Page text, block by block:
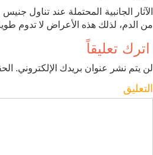
الآثار الجانبية المحتملة عند تناول
من الدم، لذلك هذه الأعراض لا تدوم
اترك تعليقاً
لن يتم نشر عنوان بريدك الإلكتروني.
التعليق